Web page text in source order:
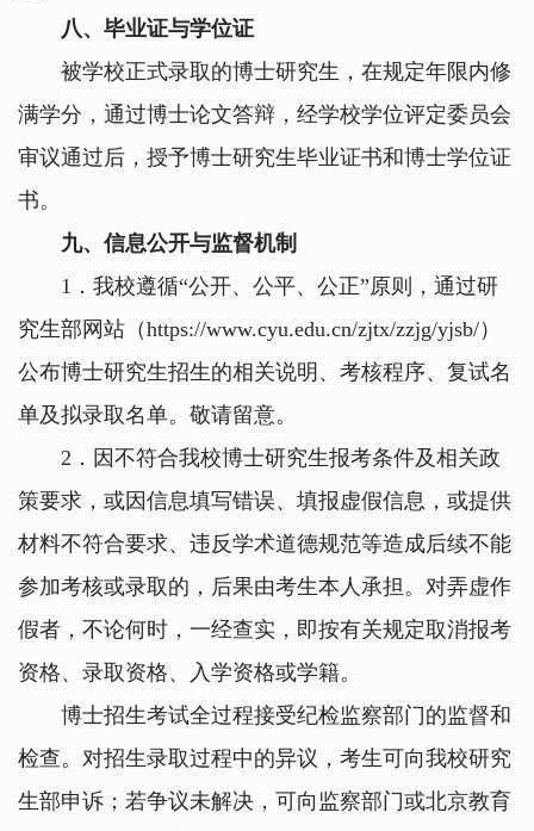
八、毕业证与学位证
被学校正式录取的博士研究生，在规定年限内修
满学分，通过博士论文答辩，经学校学位评定委员会
审议通过后，授予博士研究生毕业证书和博士学位证
书。
九、信息公开与监督机制
1 ．我校遵循“公开、公平、公正”原则，通过研
究生部网站（https://www.cyu.edu.cn/zjtx/zzjg/yjsb/）
公布博士研究生招生的相关说明、考核程序、复试名
单及拟录取名单。敬请留意。
2 ．因不符合我校博士研究生报考条件及相关政
策要求，或因信息填写错误、填报虚假信息，或提供
材料不符合要求、违反学术道德规范等造成后续不能
参加考核或录取的，后果由考生本人承担。对弄虚作
假者，不论何时，一经查实，即按有关规定取消报考
资格、录取资格、入学资格或学籍。
博士招生考试全过程接受纪检监察部门的监督和
检查。对招生录取过程中的异议，考生可向我校研究
生部申诉；若争议未解决，可向监察部门或北京教育